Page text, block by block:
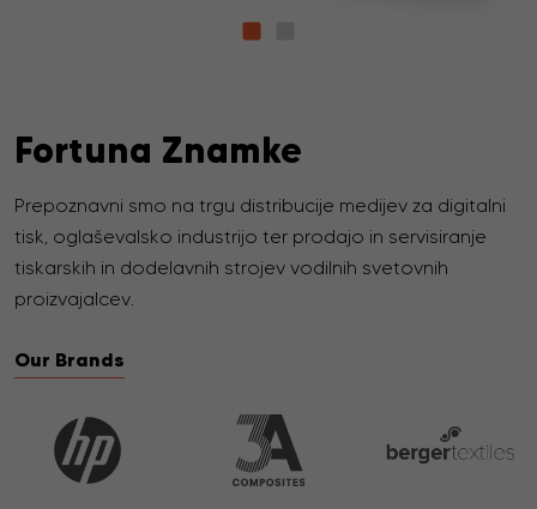
Fortuna Znamke
Prepoznavni smo na trgu distribucije medijev za digitalni
tisk, oglaševalsko industrijo ter prodajo in servisiranje
tiskarskih in dodelavnih strojev vodilnih svetovnih
proizvajalcev.
Our Brands